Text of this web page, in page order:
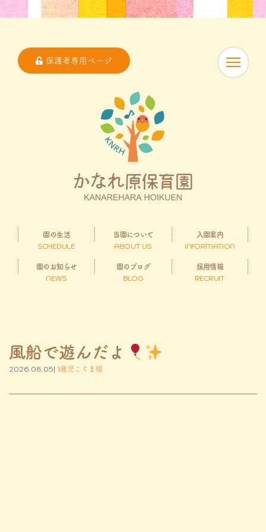
保護者専用ページ
園の生活
SCHEDULE
当園について
ABOUT US
入園案内
INFORMATION
園のお知らせ
NEWS
園のブログ
BLOG
採用情報
RECRUIT
風船で遊んだよ
2026.08.05| 1歳児こぐま組